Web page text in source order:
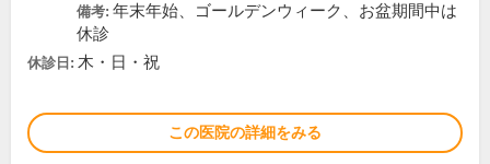
備考: 年末年始、ゴールデンウィーク、お盆期間中は
休診
休診日: 木・日・祝
この医院の詳細をみる